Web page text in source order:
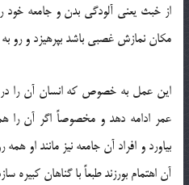
از خبث یعنی آلودگی بدن و جامعه خود
مكان نمازش غصبی باشد بپرهیزد و رو
این عمل به خصوص كه انسان آن را در
عمر ادامه دهد و مخصوصاً اگر آن را
بیاورد و افراد آن جامعه نیز مانند او
آن اهتمام بورزند طبعاً با گناهان كبیره